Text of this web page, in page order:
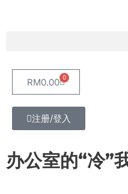
RM0.00 0Cart
注册/登入
办公室的“冷”